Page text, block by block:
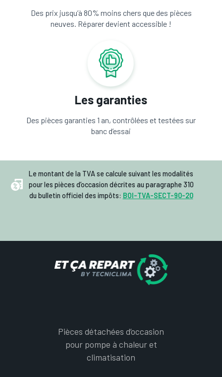
Des prix jusqu’à 80% moins chers que des pièces
neuves. Réparer devient accessible !
Les garanties
Des pièces garanties 1 an, contrôlées et testées sur
banc d’essai
Le montant de la TVA se calcule suivant les modalités
pour les pièces d’occasion décrites au paragraphe 310
du bulletin officiel des impôts: BOI-TVA-SECT-90-20
Pièces détachées d’occasion
pour pompe à chaleur et
climatisation